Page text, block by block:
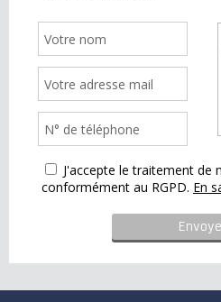
J'accepte le traitement de
conformément au RGPD. En